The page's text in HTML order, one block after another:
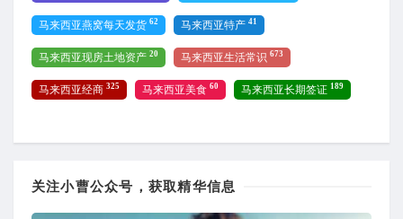
马来西亚燕窝每天发货 62 马来西亚特产 41
马来西亚现房土地资产 20 马来西亚生活常识 673
马来西亚经商 325 马来西亚美食 60 马来西亚长期签证 189
关注小曹公众号，获取精华信息